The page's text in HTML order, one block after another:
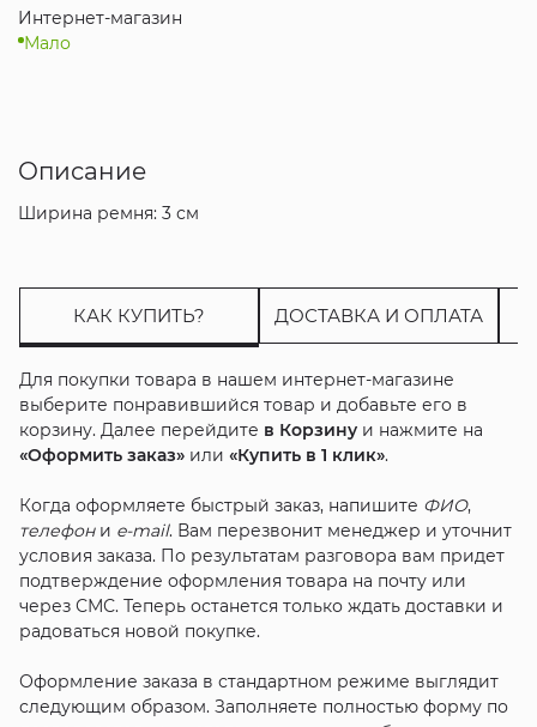
Интернет-магазин
Мало
Описание
Ширина ремня: 3 см
КАК КУПИТЬ? ДОСТАВКА И ОПЛАТА
Для покупки товара в нашем интернет-магазине
выберите понравившийся товар и добавьте его в
корзину. Далее перейдите в Корзинуи нажмите на
«Оформить заказ»или «Купить в 1 клик».
Когда оформляете быстрый заказ, напишите ФИО,
телефони e-mail. Вам перезвонит менеджер и уточнит
условия заказа. По результатам разговора вам придет
подтверждение оформления товара на почту или
через СМС. Теперь останется только ждать доставки и
радоваться новой покупке.
Оформление заказа в стандартном режиме выглядит
следующим образом. Заполняете полностью форму по